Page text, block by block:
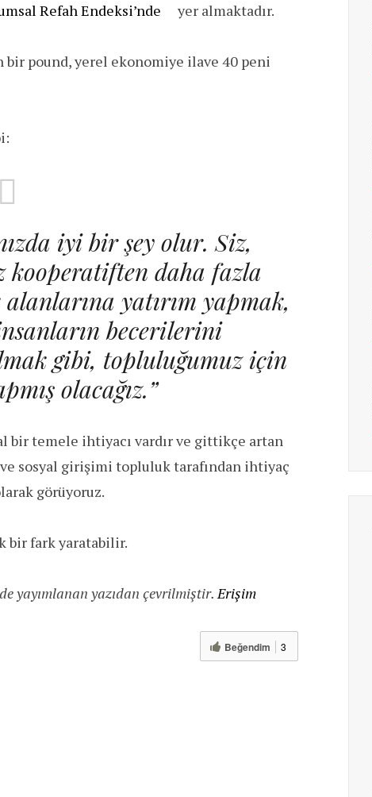
Refah Endeksi’nde yer almaktadır.
bir pound, yerel ekonomiye ilave 40 peni
iyi bir şey olur. Siz,
kooperatiften daha fazla
yatırım yapmak,
becerilerini
gibi, topluluğumuz için
olacağız.”
bir temele ihtiyacı vardır ve gittikçe artan
sosyal girişimi topluluk tarafından ihtiyaç
görüyoruz.
bir fark yaratabilir.
yayımlanan yazıdan çevrilmiştir. Erişim
Beğendim 3